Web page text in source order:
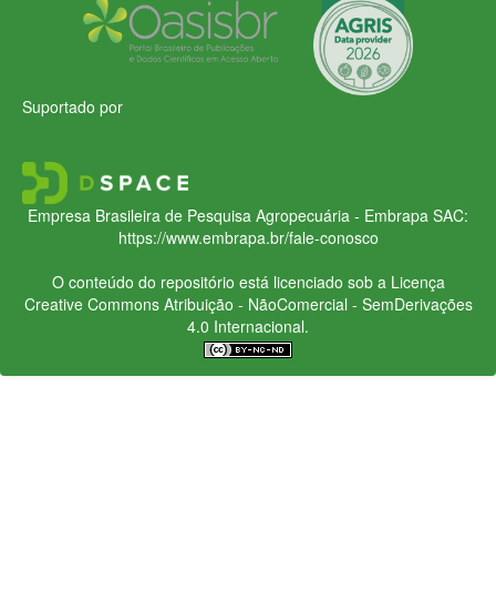
Suportado por
Empresa Brasileira de Pesquisa Agropecuária - Embrapa SAC:
https://www.embrapa.br/fale-conosco
O conteúdo do repositório está licenciado sob a Licença
Creative CommonsAtribuição - NãoComercial - SemDerivações
4.0 Internacional.